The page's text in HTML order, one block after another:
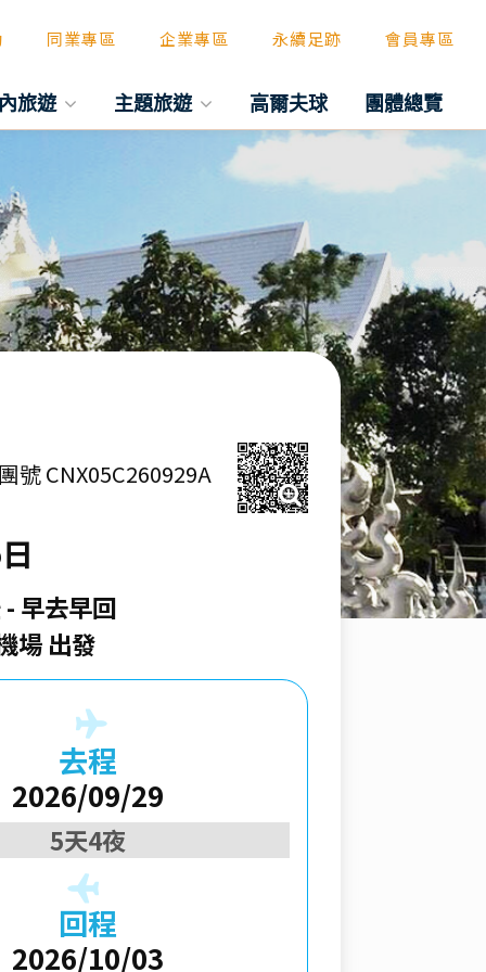
同業專區 企業專區 永續足跡 會員專區
旅遊 主題旅遊 高爾夫球 團體總覽
號 CNX05C260929A
早去早回
場 出發
去程
2026/09/29
5天4夜
回程
2026/10/03